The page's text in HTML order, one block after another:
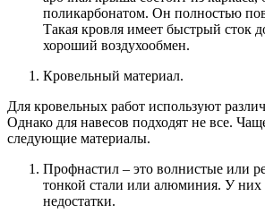
поликарбонатом. Он полностью
Такая кровля имеет быстрый сток
хороший воздухообмен.
Кровельный материал.
Для кровельных работ используют
Однако для навесов подходят не все.
следующие материалы.
Профнастил – это волнистые или
тонкой стали или алюминия. У них
недостатки.